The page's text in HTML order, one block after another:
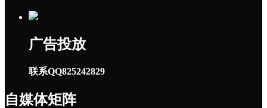
广告投放
联系QQ825242829
自媒体矩阵